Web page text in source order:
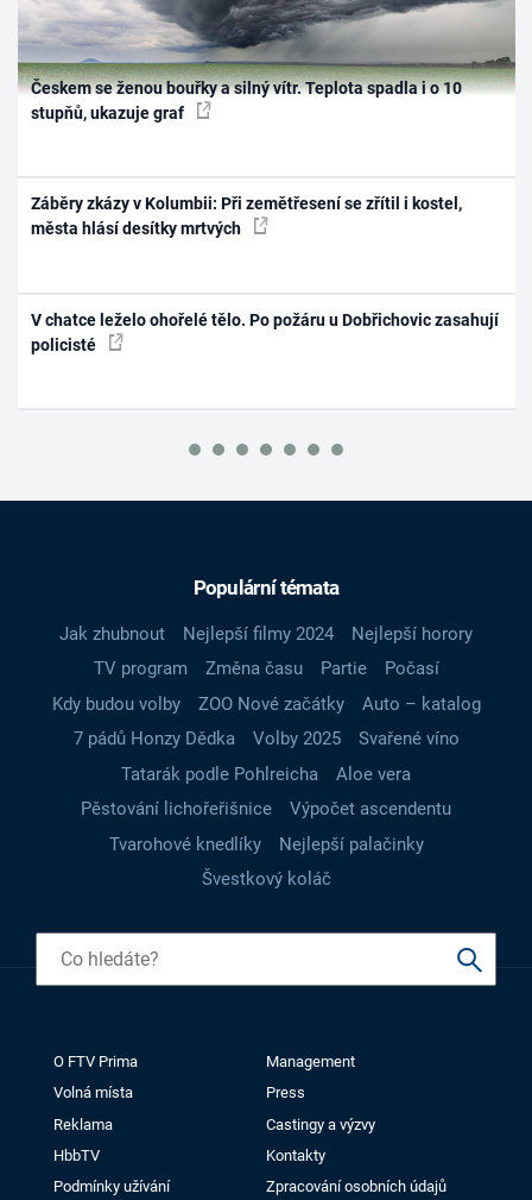
Českem se ženou bouřky a silný vítr. Teplota spadla i o 10
stupňů, ukazuje graf
Záběry zkázy v Kolumbii: Při zemětřesení se zřítil i kostel,
města hlásí desítky mrtvých
V chatce leželo ohořelé tělo. Po požáru u Dobřichovic zasahují
policisté
Populární témata
Jak zhubnout Nejlepší filmy 2024
Nejlepší horory
TV program
Změna času Partie
Počasí
Kdy budou volby
ZOO Nové začátky
Auto – katalog
7 pádů Honzy Dědka
Volby 2025
Svařené víno
Tatarák podle Pohlreicha
Aloe vera
Pěstování lichořeřišnice
Výpočet ascendentu
Tvarohové knedlíky
Nejlepší palačinky
Švestkový koláč
O FTV Prima
Management
Volná místa
Press
Reklama
Castingy a výzvy
HbbTV
Kontakty
Podmínky užívání
Zpracování osobních údajů